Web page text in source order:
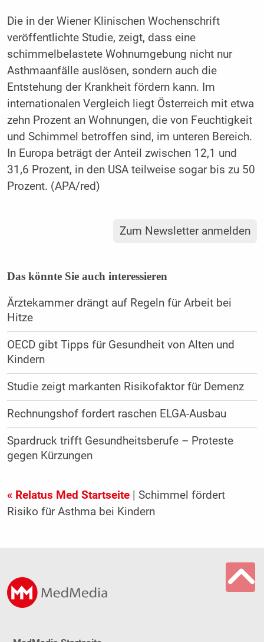
Die in der Wiener Klinischen Wochenschrift
veröffentlichte Studie, zeigt, dass eine
schimmelbelastete Wohnumgebung nicht nur
Asthmaanfälle auslösen, sondern auch die
Entstehung der Krankheit fördern kann. Im
internationalen Vergleich liegt Österreich mit etwa
zehn Prozent an Wohnungen, die von Feuchtigkeit
und Schimmel betroffen sind, im unteren Bereich.
In Europa beträgt der Anteil zwischen 12,1 und
31,6 Prozent, in den USA teilweise sogar bis zu 50
Prozent. (APA/red)
Zum Newsletter anmelden
Das könnte Sie auch interessieren
Ärztekammer drängt auf Regeln für Arbeit bei
Hitze
OECD gibt Tipps für Gesundheit von Alten und
Kindern
Studie zeigt markanten Risikofaktor für Demenz
Rechnungshof fordert raschen ELGA-Ausbau
Spardruck trifft Gesundheitsberufe – Proteste
gegen Kürzungen
« Relatus Med Startseite| Schimmel fördert
Risiko für Asthma bei Kindern